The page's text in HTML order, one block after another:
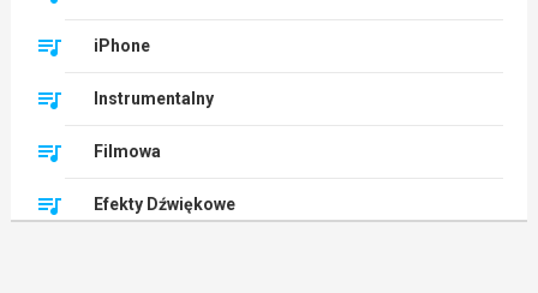
iPhone
Instrumentalny
Filmowa
Efekty Dźwiękowe